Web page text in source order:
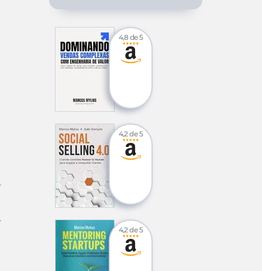
4,8 de 5
4,2 de 5
4,2 de 5